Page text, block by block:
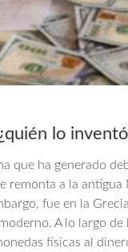
lo
que ha generado
remonta a la
fue en la
A lo largo
físicas al